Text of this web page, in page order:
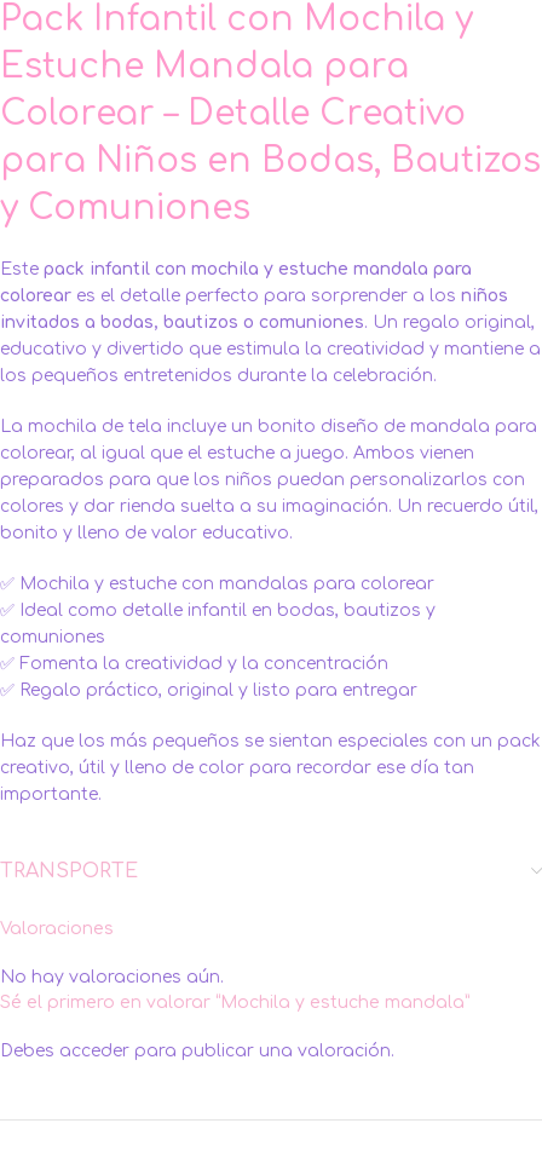
Pack Infantil con Mochila y
Estuche Mandala para
Colorear – Detalle Creativo
para Niños en Bodas, Bautizos
y Comuniones
Este pack infantil con mochila y estuche mandala para
colorear es el detalle perfecto para sorprender a los niños
invitados a bodas, bautizos o comuniones. Un regalo original,
educativo y divertido que estimula la creatividad y mantiene a
los pequeños entretenidos durante la celebración.
La mochila de tela incluye un bonito diseño de mandala para
colorear, al igual que el estuche a juego. Ambos vienen
preparados para que los niños puedan personalizarlos con
colores y dar rienda suelta a su imaginación. Un recuerdo útil,
bonito y lleno de valor educativo.
✅ Mochila y estuche con mandalas para colorear
✅ Ideal como detalle infantil en bodas, bautizos y
comuniones
✅ Fomenta la creatividad y la concentración
✅ Regalo práctico, original y listo para entregar
Haz que los más pequeños se sientan especiales con un pack
creativo, útil y lleno de color para recordar ese día tan
importante.
TRANSPORTE
Valoraciones
No hay valoraciones aún.
Sé el primero en valorar “Mochila y estuche mandala”
Debes acceder para publicar una valoración.